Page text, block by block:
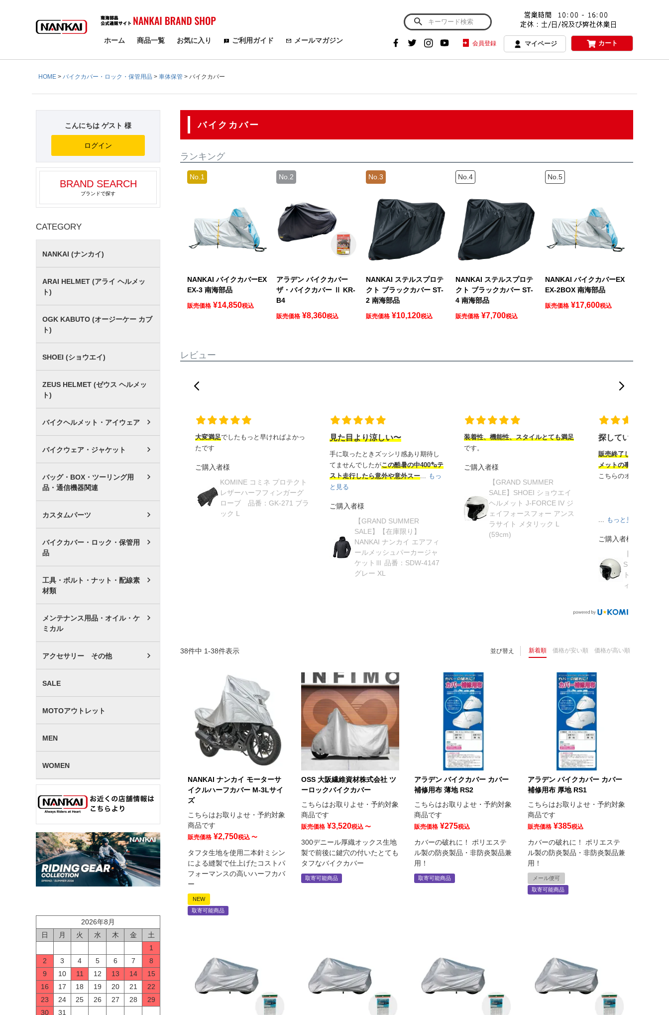
検索
ホーム 商品一覧 お気に入り ご利用ガイド メールマガジン 会員登録 マイページ カート
HOME バイクカバー・ロック・保管用品 車体保管 バイクカバー
こんにちは ゲスト 様
ログイン
BRAND SEARCH
ブランドで探す
CATEGORY
NANKAI (ナンカイ)
ARAI HELMET (アライ ヘルメッ
ト)
OGK KABUTO (オージーケー カブ
ト)
SHOEI (ショウエイ)
ZEUS HELMET (ゼウス ヘルメッ
ト)
バイクヘルメット・アイウェア
バイクウェア・ジャケット
バッグ・BOX・ツーリング用
品・通信機器関連
カスタムパーツ
バイクカバー・ロック・保管用
品
工具・ボルト・ナット・配線素
材類
メンテナンス用品・オイル・ケ
ミカル
アクセサリー その他
SALE
MOTOアウトレット
MEN
WOMEN
2026年8月
日
月 火 水 木 金
土
1
2
3 4 5 6 7
8
9
10 11 12 13 14
15
16
17 18 19 20 21
22
23
24 25 26 27 28
29
30
31
バイクカバー
ランキング
NANKAI バイクカバーEX
EX-3 南海部品
販売価格 ¥14,850税込
アラデン バイクカバー
ザ・バイクカバー Ⅱ KR-
B4
販売価格 ¥8,360税込
NANKAI ステルスプロテ
クト ブラックカバー ST-
2 南海部品
販売価格 ¥10,120税込
NANKAI ステルスプロテ
クト ブラックカバー ST-
4 南海部品
販売価格 ¥7,700税込
NANKAI バイクカバーEX
EX-2BOX 南海部品
販売価格 ¥17,600税込
レビュー
大変満足でしたもっと早ければよかっ
たです
ご購入者様
KOMINE コミネ プロテクト
レザーハーフフィンガーグ
ローブ 品番：GK-271 ブラ
ック L
見た目より涼しい〜
手に取ったときズッシリ感あり期待し
てませんでしたがこの酷暑の中400㌔テ
スト走行したら意外や意外スー
もっ
と見る
ご購入者様
【GRAND SUMMER
SALE】【在庫限り】
NANKAI ナンカイ エアフィ
ールメッシュパーカージャ
ケットⅢ 品番：SDW-4147
グレー XL
装着性、機能性、スタイルとても満足
です。
ご購入者様
【GRAND SUMMER
SALE】SHOEI ショウエイ
ヘルメット J-FORCE IV ジ
ェイフォースフォー アンス
ラサイト メタリック L
(59cm)
探していたヘルメ
販売終了してから半年
メットの事を知り探し
こちらのオンラインサ
もっと見る
ご購入者様
SHOEI ショ
ト J・O ジェ
ィッシュグリ
並び替え 新着順 価格が安い順 価格が高い順
38件中 1-38件表示
NANKAI ナンカイ モーターサ
イクルハーフカバー M-3Lサイ
ズ
こちらはお取りよせ・予約対象
商品です
販売価格 ¥2,750税込 〜
タフタ生地を使用二本針ミシン
による縫製で仕上げたコストパ
フォーマンスの高いハーフカバ
ー
NEW
取寄可能商品
OSS 大阪繊維資材株式会社 ツ
ーロックバイクカバー
こちらはお取りよせ・予約対象
商品です
販売価格 ¥3,520税込 〜
300デニール厚織オックス生地
製で前後に鍵穴の付いたとても
タフなバイクカバー
取寄可能商品
アラデン バイクカバー カバー
補修用布 薄地 RS2
こちらはお取りよせ・予約対象
商品です
販売価格 ¥275税込
カバーの破れに！ ポリエステ
ル製の防炎製品・非防炎製品兼
用！
取寄可能商品
アラデン バイクカバー カバー
補修用布 厚地 RS1
こちらはお取りよせ・予約対象
商品です
販売価格 ¥385税込
カバーの破れに！ ポリエステ
ル製の防炎製品・非防炎製品兼
用！
メール便可
取寄可能商品